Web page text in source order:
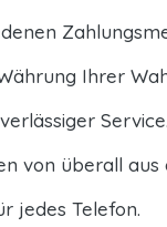
Ihrer
Service.
von überall aus
jedes Telefon.